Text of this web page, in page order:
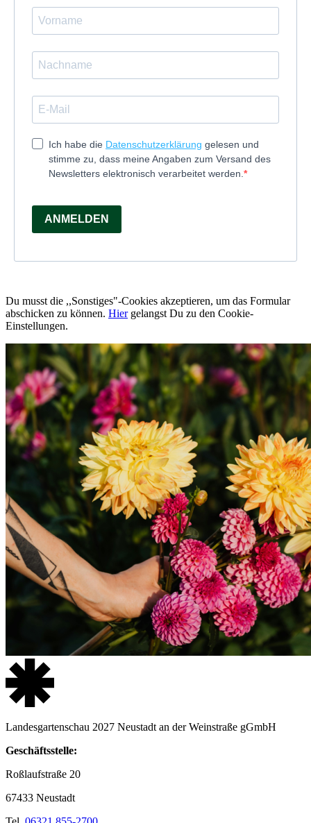
Ich habe die Datenschutzerklärung gelesen und
stimme zu, dass meine Angaben zum Versand des
Newsletters elektronisch verarbeitet werden.
ANMELDEN
Du musst die ,,Sonstiges"-Cookies akzeptieren, um das Formular
abschicken zu können. Hiergelangst Du zu den Cookie-
Einstellungen.
Landesgartenschau 2027 Neustadt an der Weinstraße gGmbH
Geschäftsstelle:
Roßlaufstraße 20
67433 Neustadt